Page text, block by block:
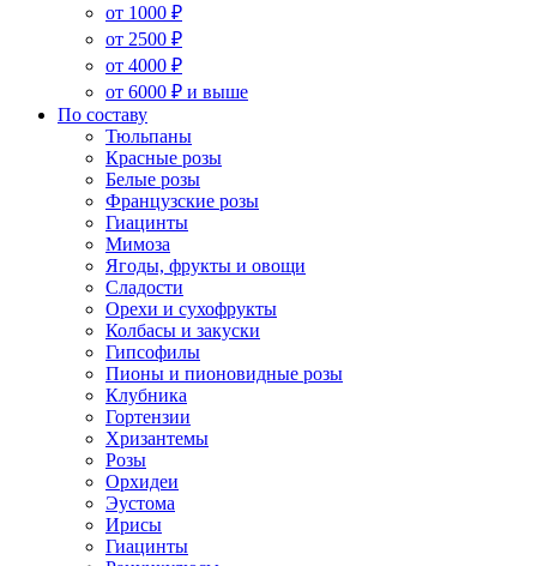
от 1000 ₽
от 2500 ₽
от 4000 ₽
от 6000 ₽ и выше
По составу
Тюльпаны
Красные розы
Белые розы
Французские розы
Гиацинты
Мимоза
Ягоды, фрукты и овощи
Сладости
Орехи и сухофрукты
Колбасы и закуски
Гипсофилы
Пионы и пионовидные розы
Клубника
Гортензии
Хризантемы
Розы
Орхидеи
Эустома
Ирисы
Гиацинты